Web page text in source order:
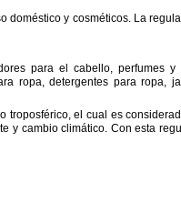
doméstico y cosméticos. La
para el cabello, perfumes y
ropa, detergentes para ropa,
troposférico, el cual es
y cambio climático. Con esta